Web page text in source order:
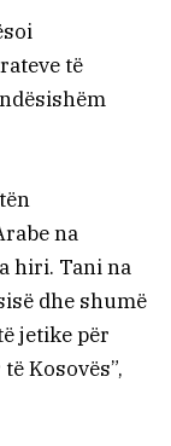
të
na
hiri. Tani na
dhe shumë
jetike për
Kosovës”,